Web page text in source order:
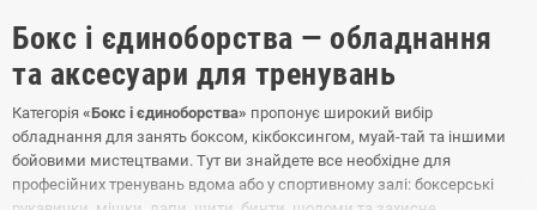
Бокс і єдиноборства — обладнання
та аксесуари для тренувань
Категорія «Бокс і єдиноборства» пропонує широкий вибір
обладнання для занять боксом, кікбоксингом, муай-тай та іншими
бойовими мистецтвами. Тут ви знайдете все необхідне для
професійних тренувань вдома або у спортивному залі: боксерські